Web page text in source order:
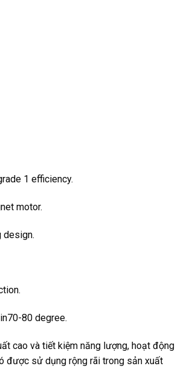
1 efficiency.
motor.
design.
80 degree.
cao và tiết kiệm năng lượng, hoạt động
được sử dụng rộng rãi trong sản xuất